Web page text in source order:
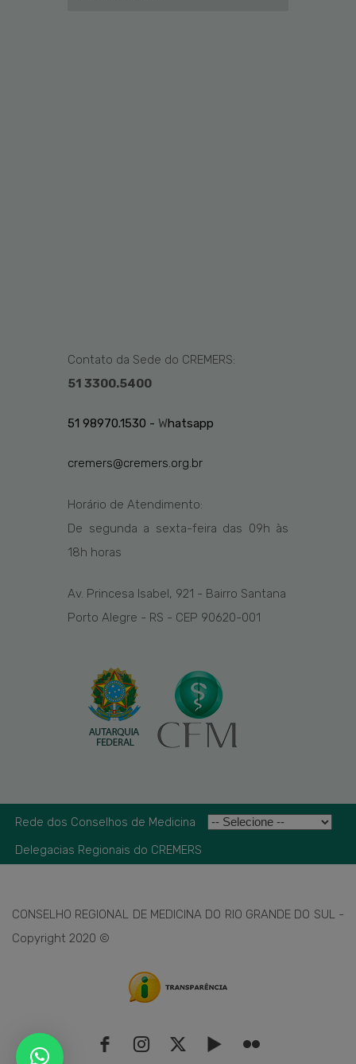
Contato da Sede do CREMERS:
51 3300.5400
51 98970.1530 - Whatsapp
cremers@cremers.org.br
Horário de Atendimento:
De segunda a sexta-feira das 09h às
18h horas
Av. Princesa Isabel, 921 - Bairro Santana
Porto Alegre - RS - CEP 90620-001
Rede dos Conselhos de Medicina
Delegacias Regionais do CREMERS
CONSELHO REGIONAL DE MEDICINA DO RIO GRANDE DO SUL -
Copyright 2020 ©